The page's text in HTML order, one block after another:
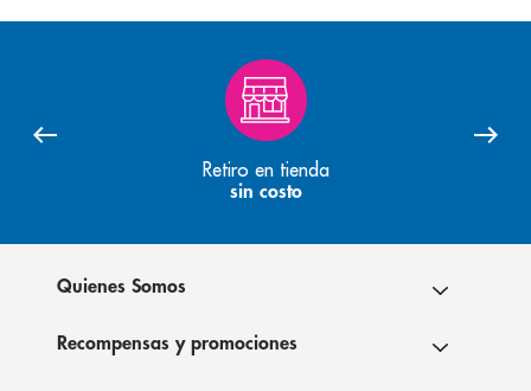
Retiro en tienda
sin costo
Quienes Somos
Recompensas y promociones